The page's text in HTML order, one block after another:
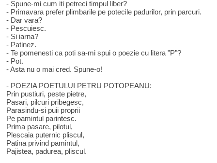
- Spune-mi cum iti petreci timpul liber?
- Primavara prefer plimbarile pe potecile padurilor, prin parcuri.
- Dar vara?
- Pescuiesc.
- Si iarna?
- Patinez.
- Te pomenesti ca poti sa-mi spui o poezie cu litera "P"?
- Pot.
- Asta nu o mai cred. Spune-o!
- POEZIA POETULUI PETRU POTOPEANU:
Prin pustiuri, peste pietre,
Pasari, pilcuri pribegesc,
Parasindu-si puii proprii
Pe pamintul parintesc.
Prima pasare, pilotul,
Plescaia puternic pliscul,
Patina privind pamintul,
Pajistea, padurea, pliscul.